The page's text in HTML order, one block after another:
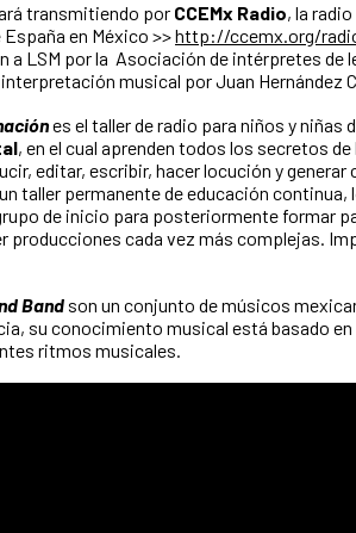
transmitiendo por CCEMx Radio, la
en México >>http://ccemx.org/
a LSM por la Asociación de intérpretes de
musical por Juan Hernández
es el taller de radio para niños y niñas
, en el cual aprenden todos los secretos
editar, escribir, hacer locución y generar
taller permanente de educación
de inicio para posteriormente formar
producciones cada vez más complejas.
Band son un conjunto de músicos
su conocimiento musical está basado
ritmos musicales.